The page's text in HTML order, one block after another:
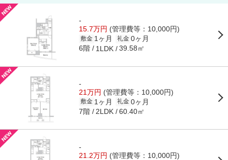
-
15.7万円 (管理費等：10,000円)
敷金 1ヶ月 礼金 0ヶ月
6階 1LDK 39.58㎡
-
21万円 (管理費等：10,000円)
敷金 1ヶ月 礼金 0ヶ月
7階 2LDK 60.40㎡
-
21.2万円 (管理費等：10,000円)